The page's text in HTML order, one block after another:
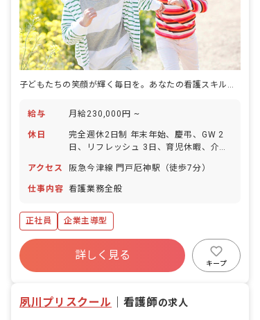
子どもたちの笑顔が輝く毎日を。あなたの看護スキルで、安心と成長をサポートしませんか？
給与 月給230,000円 ~
休日
完全週休2日制 年末年始、慶弔、GW 2
日、リフレッシュ 3日、育児休暇、介護
制度あり）
アクセス 阪急今津線 門戸厄神駅（徒歩7分）
仕事内容 看護業務全般
正社員 企業主導型
詳しく見る
キープ
夙川プリスクール 看護師の求人